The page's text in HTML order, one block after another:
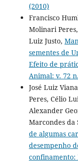
(2010)
Francisco
Molinari
Luiz Justo,
sementes de
Efeito de
Animal: v. 72
José Luiz
Peres, Célio
Alexander
Marcondes da
de algumas
desempenho
confinamento: